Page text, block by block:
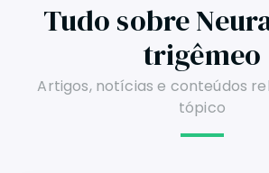
Tudo sobre
trigêmeo
Artigos, notícias e conteúdos
tópico